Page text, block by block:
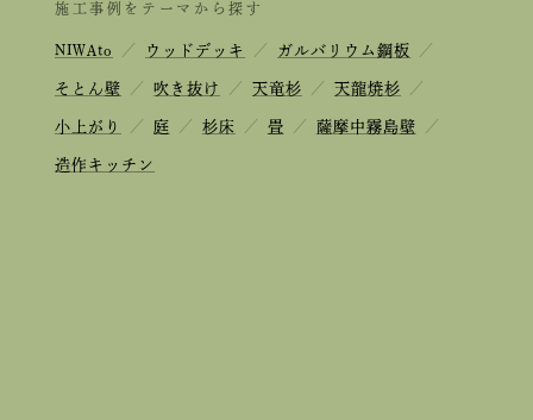
施工事例をテーマから探す
NIWAto ／ ウッドデッキ ／ ガルバリウム鋼板 ／
そとん壁 ／ 吹き抜け ／ 天竜杉 ／ 天龍焼杉 ／
小上がり ／ 庭 ／ 杉床 ／ 畳 ／ 薩摩中霧島壁 ／
造作キッチン